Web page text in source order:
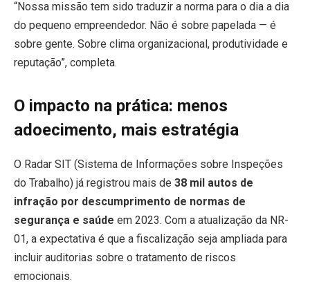
“Nossa missão tem sido traduzir a norma para o dia a dia
do pequeno empreendedor. Não é sobre papelada — é
sobre gente. Sobre clima organizacional, produtividade e
reputação”, completa.
O impacto na prática: menos
adoecimento, mais estratégia
O Radar SIT (Sistema de Informações sobre Inspeções
do Trabalho) já registrou mais de 38 mil autos de
infração por descumprimento de normas de
segurança e saúde em 2023. Com a atualização da NR-
01, a expectativa é que a fiscalização seja ampliada para
incluir auditorias sobre o tratamento de riscos
emocionais.